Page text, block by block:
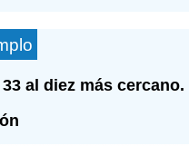
al diez más cercano.